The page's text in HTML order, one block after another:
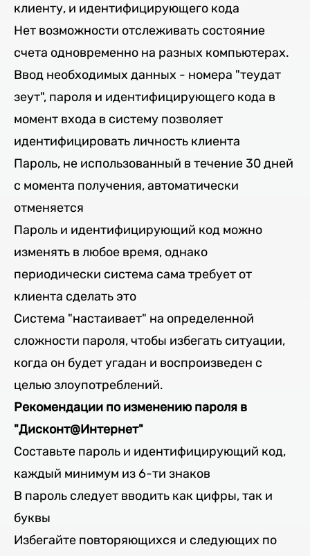
клиенту, и идентифицирующего кода
Нет возможности отслеживать состояние
счета одновременно на разных компьютерах.
Ввод необходимых данных - номера "теудат
зеут", пароля и идентифицирующего кода в
момент входа в систему позволяет
идентифицировать личность клиента
Пароль, не использованный в течение 30 дней
с момента получения, автоматически
отменяется
Пароль и идентифицирующий код можно
изменять в любое время, однако
периодически система сама требует от
клиента сделать это
Система "настаивает" на определенной
сложности пароля, чтобы избегать ситуации,
когда он будет угадан и воспроизведен с
целью злоупотреблений.
Рекомендации по изменению пароля в
"Дисконт@Интернет"
Составьте пароль и идентифицирующий код,
каждый минимум из 6-ти знаков
В пароль следует вводить как цифры, так и
буквы
Избегайте повторяющихся и следующих по